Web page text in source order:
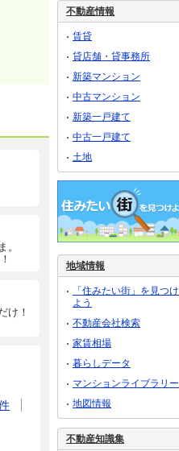
。
け！
不動産情報
賃貸
貸店舗・貸事務所
新築マンション
中古マンション
新築一戸建て
中古一戸建て
土地
地域情報
「住みたい街」を見つけ
よう
不動産会社検索
家賃相場
暮らしデータ
マンションライブラリー
地図情報
不動産知識集